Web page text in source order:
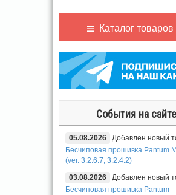
Каталог товаров
События на сайте
05.08.2026
Добавлен новый
Бесчиповая прошивка Pantum
(ver. 3.2.6.7, 3.2.4.2)
03.08.2026
Добавлен новый
Бесчиповая прошивка Pantum